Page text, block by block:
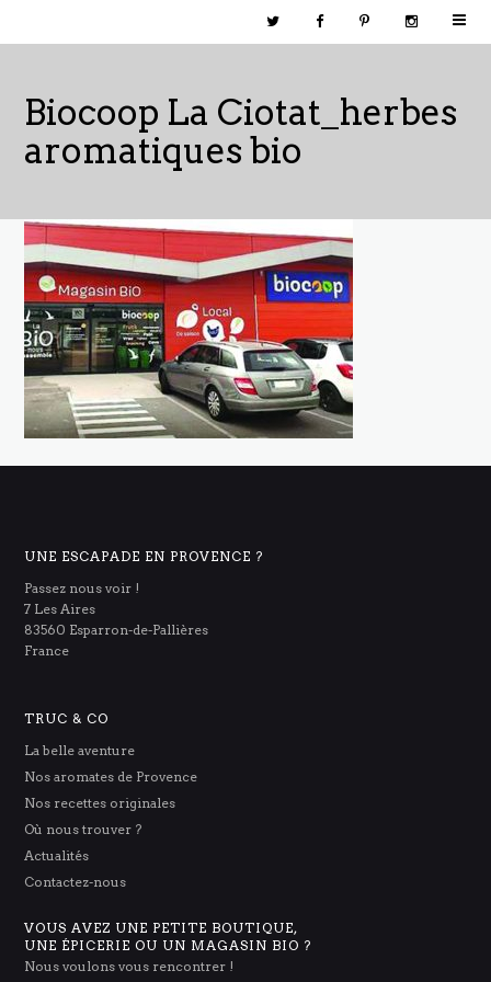
Biocoop La Ciotat_herbes
aromatiques bio
UNE ESCAPADE EN PROVENCE ?
Passez nous voir !
7 Les Aires
83560 Esparron-de-Pallières
France
TRUC & CO
La belle aventure
Nos aromates de Provence
Nos recettes originales
Où nous trouver ?
Actualités
Contactez-nous
VOUS AVEZ UNE PETITE BOUTIQUE,
UNE ÉPICERIE OU UN MAGASIN BIO ?
Nous voulons vous rencontrer !